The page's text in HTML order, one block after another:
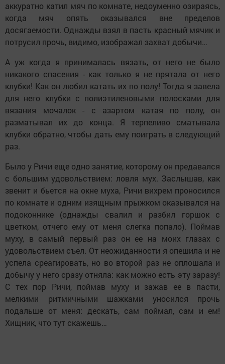
аккуратно катил мяч по комнате, недоуменно озираясь,
когда мяч опять оказывался вне пределов
досягаемости. Однажды взял в пасть красный мячик и
потрусил прочь, видимо, изображал захват добычи…
А уж когда я принималась вязать, от него не было
никакого спасения - как только я не прятала от него
клубки! Как он любил катать их по полу! Тогда я завела
для него клубки с полиэтиленовыми полосками для
вязания мочалок - с азартом катая по полу, он
разматывал их до конца. Я терпеливо сматывала
клубки обратно, чтобы дать ему поиграть в следующий
раз.
Было у Ричи еще одно занятие, которому он предавался
с большим удовольствием: ловля мух. Заслышав, как
звенит и бьется на окне муха, Ричи вихрем проносился
по комнате и одним изящным прыжком оказывался на
подоконнике (однажды свалил и разбил горшок с
цветком, отчего ему от меня слегка попало). Поймав
муху, в самый первый раз он ее на моих глазах с
удовольствием съел. От неожиданности я опешила и не
успела среагировать, но во второй раз не оплошала и
добычу у него сразу отняла: как можно есть эту заразу!
С тех пор Ричи, поймав муху и зажав ее в пасти,
мелкими ритмичными шажками уносился прочь
подальше от меня: дескать, сам поймал, сам и ем!
Хищник, что тут скажешь…